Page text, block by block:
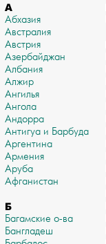
А
Абхазия
Австралия
Австрия
Азербайджан
Албания
Алжир
Ангилья
Ангола
Андорра
Антигуа и Барбуда
Аргентина
Армения
Аруба
Афганистан
Б
Багамские о-ва
Бангладеш